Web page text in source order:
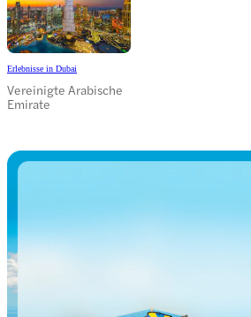
Erlebnisse in Dubai
Vereinigte Arabische
Emirate